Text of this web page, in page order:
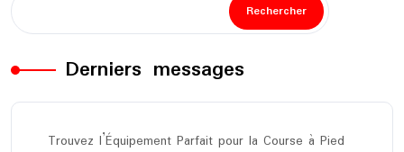
Rechercher
Derniers messages
Trouvez l’Équipement Parfait pour la Course à Pied